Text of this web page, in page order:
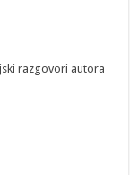
razgovori autora